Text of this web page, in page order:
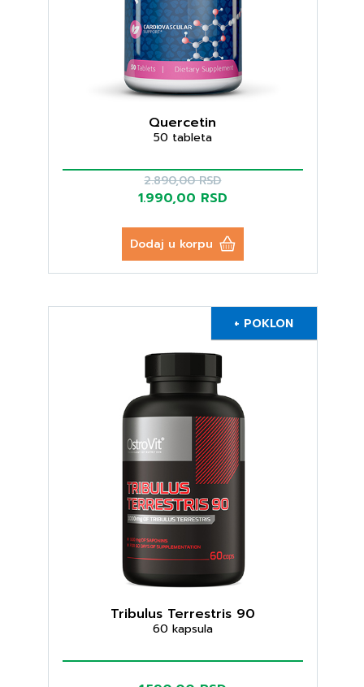
Quercetin
50 tableta
2.890,00 RSD
1.990,00 RSD
Dodaj u korpu
+ POKLON
Tribulus Terrestris 90
60 kapsula